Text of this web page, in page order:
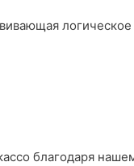
благодаря